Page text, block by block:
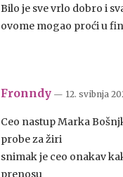
Bilo je sve vrlo dobro i
ovome mogao proći u
Fronndy — 12. svibnja
Ceo nastup Marka
probe za žiri
snimak je ceo onakav
prenosu